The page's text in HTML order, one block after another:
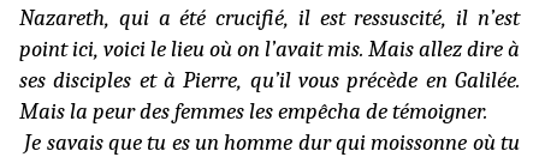
Nazareth, qui a été crucifié, il est ressuscité, il n’est
point ici, voici le lieu où on l’avait mis. Mais allez dire à
ses disciples et à Pierre, qu’il vous précède en Galilée.
Mais la peur des femmes les empêcha de témoigner.
Je savais que tu es un homme dur qui moissonne où tu